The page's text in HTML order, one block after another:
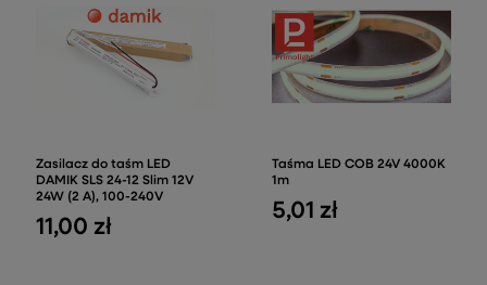
Zasilacz do taśm LED
DAMIK SLS 24-12 Slim 12V
24W (2 A), 100-240V
11,00 zł
Taśma LED COB 24V 4000K
1m
5,01 zł